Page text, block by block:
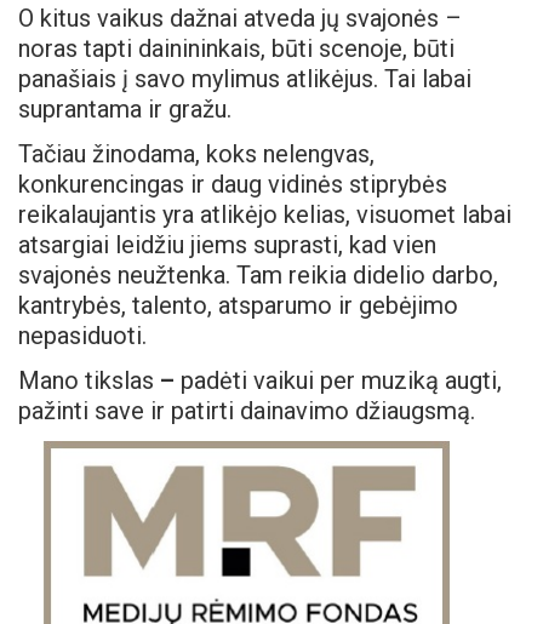
O kitus vaikus dažnai atveda jų svajonės –
noras tapti dainininkais, būti scenoje, būti
panašiais į savo mylimus atlikėjus. Tai labai
suprantama ir gražu.
Tačiau žinodama, koks nelengvas,
konkurencingas ir daug vidinės stiprybės
reikalaujantis yra atlikėjo kelias, visuomet labai
atsargiai leidžiu jiems suprasti, kad vien
svajonės neužtenka. Tam reikia didelio darbo,
kantrybės, talento, atsparumo ir gebėjimo
nepasiduoti.
Mano tikslas – padėti vaikui per muziką augti,
pažinti save ir patirti dainavimo džiaugsmą.